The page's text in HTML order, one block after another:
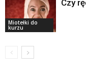
Miotełki do
kurzu
Czy